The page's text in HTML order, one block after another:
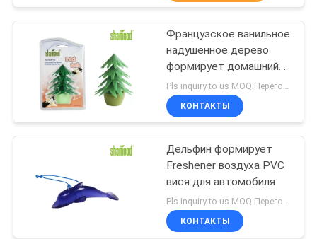
ПУТЕШЕСТВИЕ
ФАБРИКИ
ПРОВЕРКА
КАЧЕСТВА
СВЯЖИТЕСЬ
Freshener воздуха
геля
47
Freshener воздуха
мембраны
48
Французское ванильное
надушенное дерево
формирует домашний
OEM Freshener воздуха
КОНТАКТЫ
Дельфин формирует
Freshener воздуха PVC
вися для автомобиля
КОНТАКТЫ